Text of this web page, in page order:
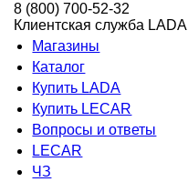
8 (800) 700-52-32
Клиентская служба LADA
Магазины
Каталог
Купить LADA
Купить LECAR
Вопросы и ответы
LECAR
ЧЗ